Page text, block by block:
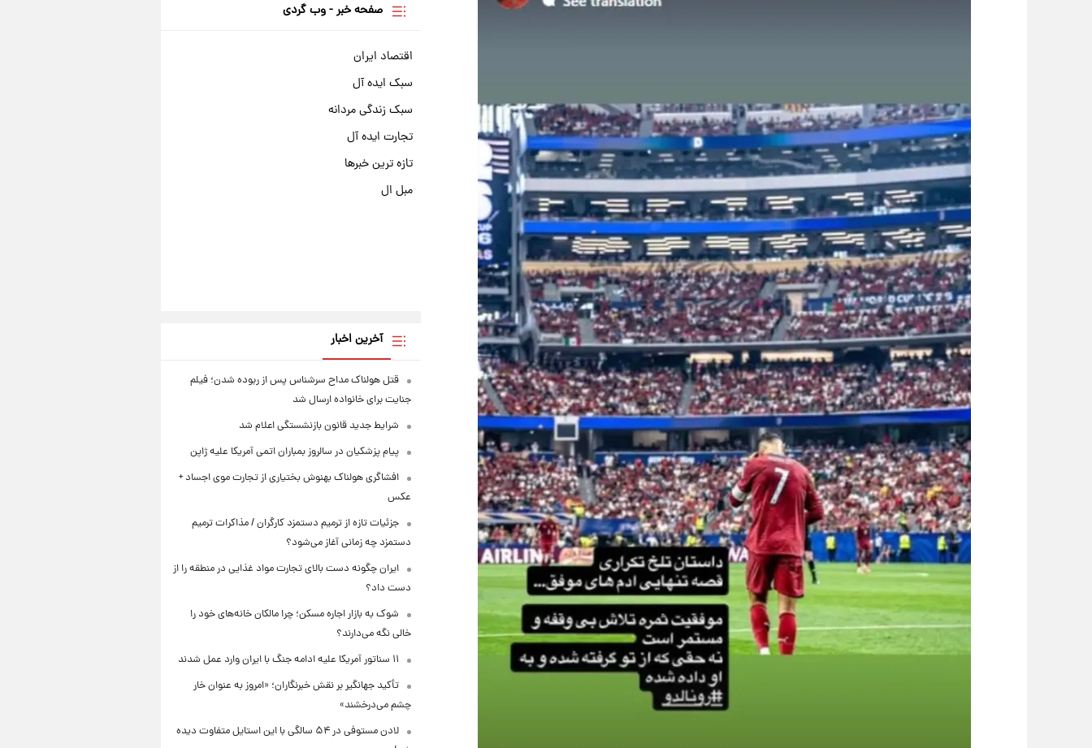
صفحه خبر - وب گردی
اقتصاد ایران
سبک ایده آل
سبک زندگی مردانه
تجارت ایده آل
تازه ترین خبرها
مبل ال
آخرین اخبار
قتل هولناک مداح سرشناس پس از ربوده شدن؛ فیلم
جنایت برای خانواده ارسال شد
شرایط جدید قانون بازنشستگی اعلام شد
پیام پزشکیان در سالروز بمباران اتمی آمریکا علیه ژاپن
افشاگری هولناک بهنوش بختیاری از تجارت موی اجساد +
عکس
جزئیات تازه از ترمیم دستمزد کارگران / مذاکرات ترمیم
دستمزد چه زمانی آغاز می‌شود؟
ایران چگونه دست بالای تجارت مواد غذایی در منطقه را از
دست داد؟
شوک به بازار اجاره مسکن؛ چرا مالکان خانه‌های خود را
خالی نگه می‌دارند؟
۱۱ سناتور آمریکا علیه ادامه جنگ با ایران وارد عمل شدند
تأکید جهانگیر بر نقش خبرنگاران؛ «امروز به عنوان خار
چشم می‌درخشند»
لادن مستوفی در ۵۴ سالگی با این استایل متفاوت دیده